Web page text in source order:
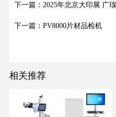
下一篇：2025年北京大印展 广
下一篇：PV8000片材品检机
相关推荐